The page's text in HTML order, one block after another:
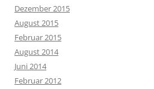
Dezember 2015
August 2015
Februar 2015
August 2014
Juni 2014
Februar 2012